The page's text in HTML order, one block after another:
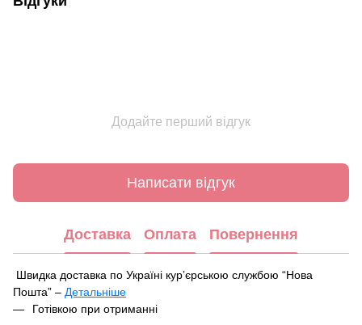
Додайте перший відгук
Написати відгук
Доставка Оплата Повернення
Швидка доставка по Україні курʼєрською службою “Нова
Пошта” – Детальніше
Під час оформлення замовлення ви можете вибрати зручний
Готівкою при отриманні